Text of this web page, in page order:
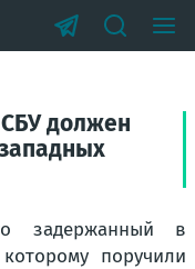
должен
задержанный в
поручили